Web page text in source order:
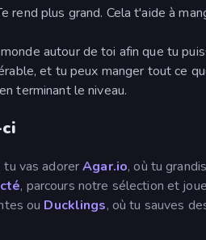
rend plus grand. Cela t'aide à
autour de toi afin que tu
et tu peux manger tout ce
terminant le niveau.
tu vas adorerAgar.io, où tu
, parcours notre sélection et
ou Ducklings, où tu sauves